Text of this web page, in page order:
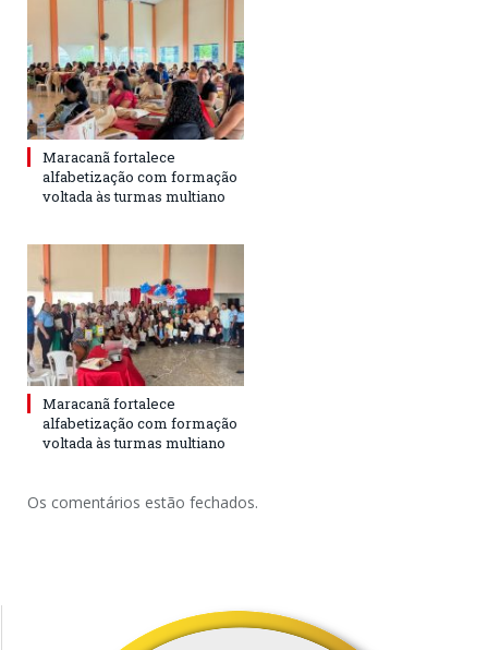
Maracanã fortalece
alfabetização com formação
voltada às turmas multiano
Maracanã fortalece
alfabetização com formação
voltada às turmas multiano
Os comentários estão fechados.